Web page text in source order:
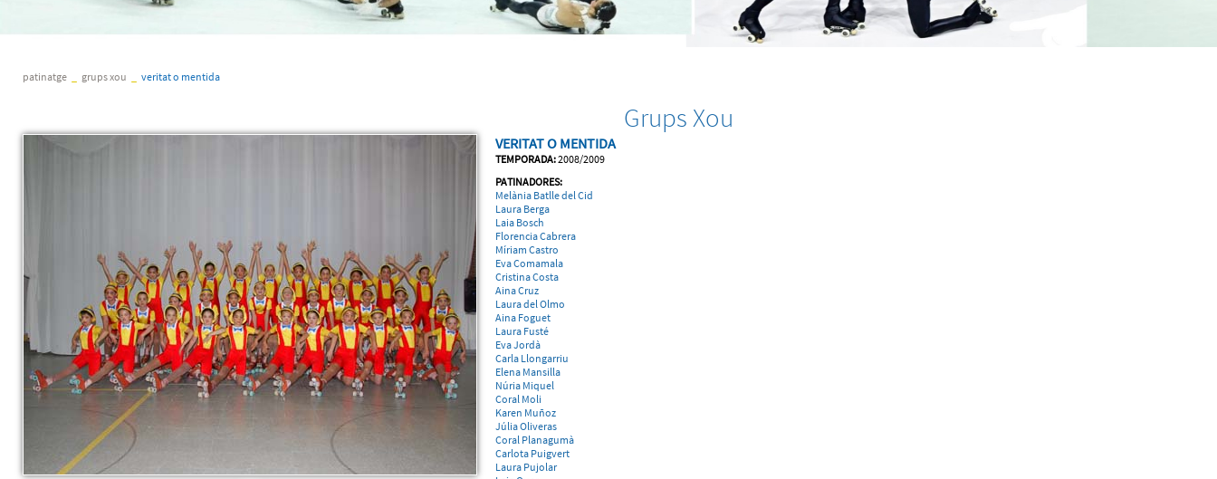
patinatge grups xou veritat o mentida
Grups Xou
VERITAT O MENTIDA
TEMPORADA:2008/2009
PATINADORES:
Melània Batlle del Cid
Laura Berga
Laia Bosch
Florencia Cabrera
Míriam Castro
Eva Comamala
Cristina Costa
Aina Cruz
Laura del Olmo
Aina Foguet
Laura Fusté
Eva Jordà
Carla Llongarriu
Elena Mansilla
Núria Miquel
Coral Moli
Karen Muñoz
Júlia Oliveras
Coral Planagumà
Carlota Puigvert
Laura Pujolar